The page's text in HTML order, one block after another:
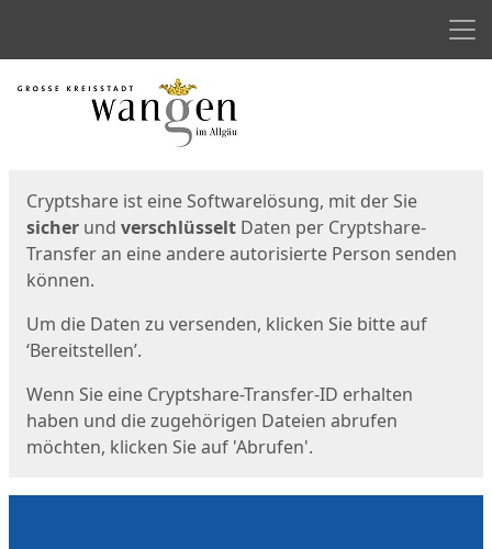
Start
Cryptshare ist eine Softwarelösung, mit der Sie
sicher und verschlüsselt Daten per Cryptshare-
Transfer an eine andere autorisierte Person senden
können.
Um die Daten zu versenden, klicken Sie bitte auf
‘Bereitstellen’.
Wenn Sie eine Cryptshare-Transfer-ID erhalten
haben und die zugehörigen Dateien abrufen
möchten, klicken Sie auf 'Abrufen'.